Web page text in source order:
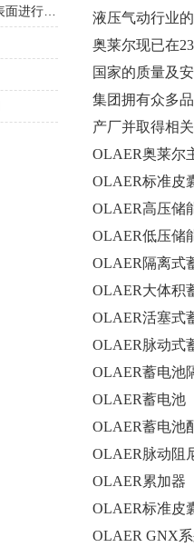
液压气动行业
奥莱尔现已在
国家的质量及
集团拥有众多
产厂并取得相
OLAER奥莱尔
OLAER标准皮
OLAER高压储
OLAER低压储
OLAER 隔离式
OLAER大体积
OLAER活塞式
OLAER 脉动式
OLAER蓄电池
OLAER蓄电池
OLAER蓄电池
OLAER 脉动阻
OLAER 累加器
OLAER标准皮
OLAER GNX